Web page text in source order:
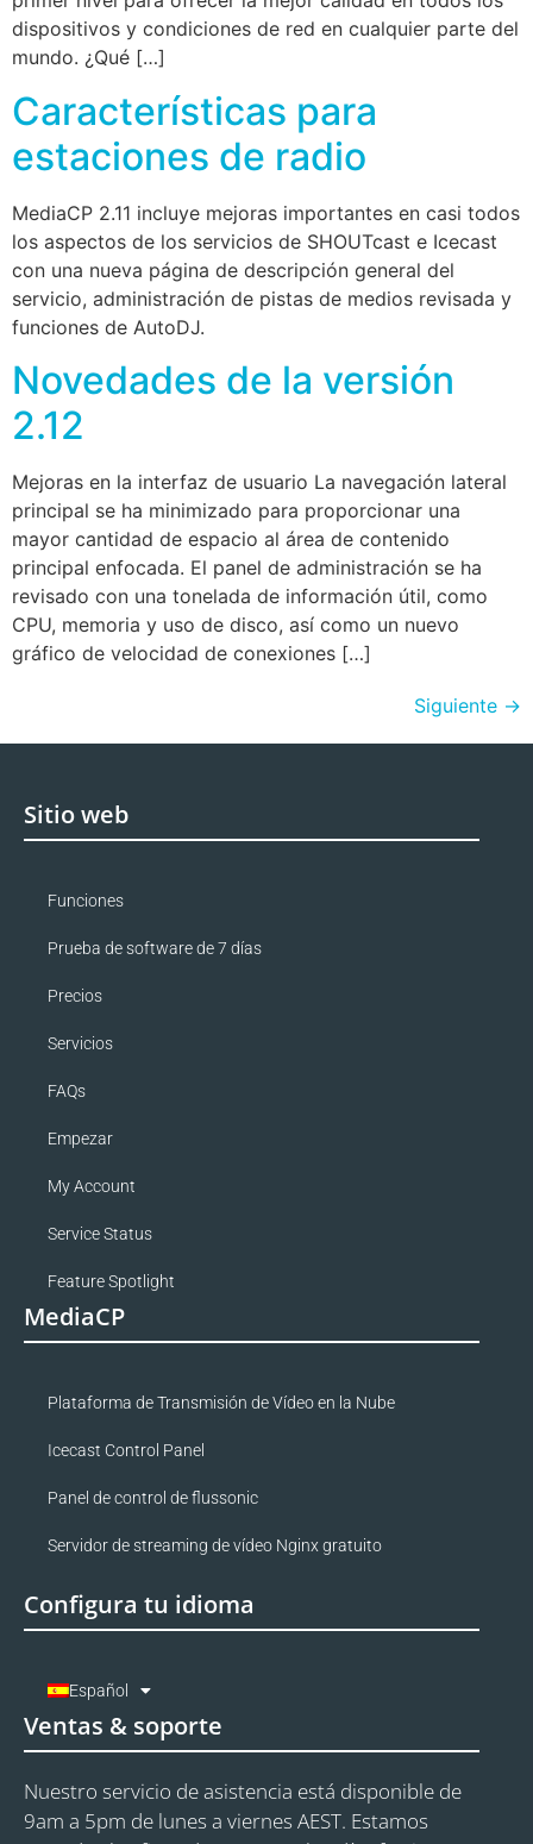
dispositivos y condiciones de red en cualquier parte del
mundo. ¿Qué […]
Características para
estaciones de radio
MediaCP 2.11 incluye mejoras importantes en casi todos
los aspectos de los servicios de SHOUTcast e Icecast
con una nueva página de descripción general del
servicio, administración de pistas de medios revisada y
funciones de AutoDJ.
Novedades de la versión
2.12
Mejoras en la interfaz de usuario La navegación lateral
principal se ha minimizado para proporcionar una
mayor cantidad de espacio al área de contenido
principal enfocada. El panel de administración se ha
revisado con una tonelada de información útil, como
CPU, memoria y uso de disco, así como un nuevo
gráfico de velocidad de conexiones […]
Siguiente →
Sitio web
Funciones
Prueba de software de 7 días
Precios
Servicios
FAQs
Empezar
My Account
Service Status
Feature Spotlight
MediaCP
Plataforma de Transmisión de Vídeo en la Nube
Icecast Control Panel
Panel de control de flussonic
Servidor de streaming de vídeo Nginx gratuito
Configura tu idioma
Español
Ventas & soporte
Nuestro servicio de asistencia está disponible de
9am a 5pm de lunes a viernes AEST. Estamos